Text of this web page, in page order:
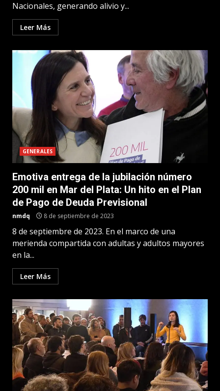
Nacionales, generando alivio y...
Leer Más
GENERALES
Emotiva entrega de la jubilación número
200 mil en Mar del Plata: Un hito en el Plan
de Pago de Deuda Previsional
nmdq 8 de septiembre de 2023
8 de septiembre de 2023. En el marco de una
merienda compartida con adultas y adultos mayores
en la...
Leer Más